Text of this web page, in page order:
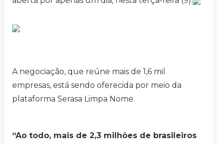
A negociação, que reúne mais de 1,6 mil
empresas, está sendo oferecida por meio da
plataforma Serasa Limpa Nome.
“Ao todo, mais de 2,3 milhões de brasileiros